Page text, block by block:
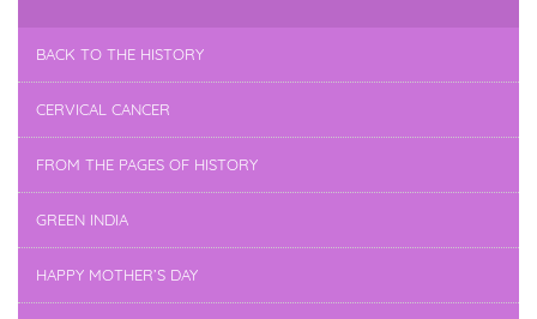
BACK TO THE HISTORY
CERVICAL CANCER
FROM THE PAGES OF HISTORY
GREEN INDIA
HAPPY MOTHER’S DAY